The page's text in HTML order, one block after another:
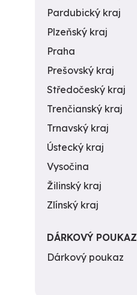
Pardubický kraj
Plzeňský kraj
Praha
Prešovský kraj
Středočeský kraj
Trenčianský kraj
Trnavský kraj
Ústecký kraj
Vysočina
Žilinský kraj
Zlínský kraj
DÁRKOVÝ POUKAZ
Dárkový poukaz